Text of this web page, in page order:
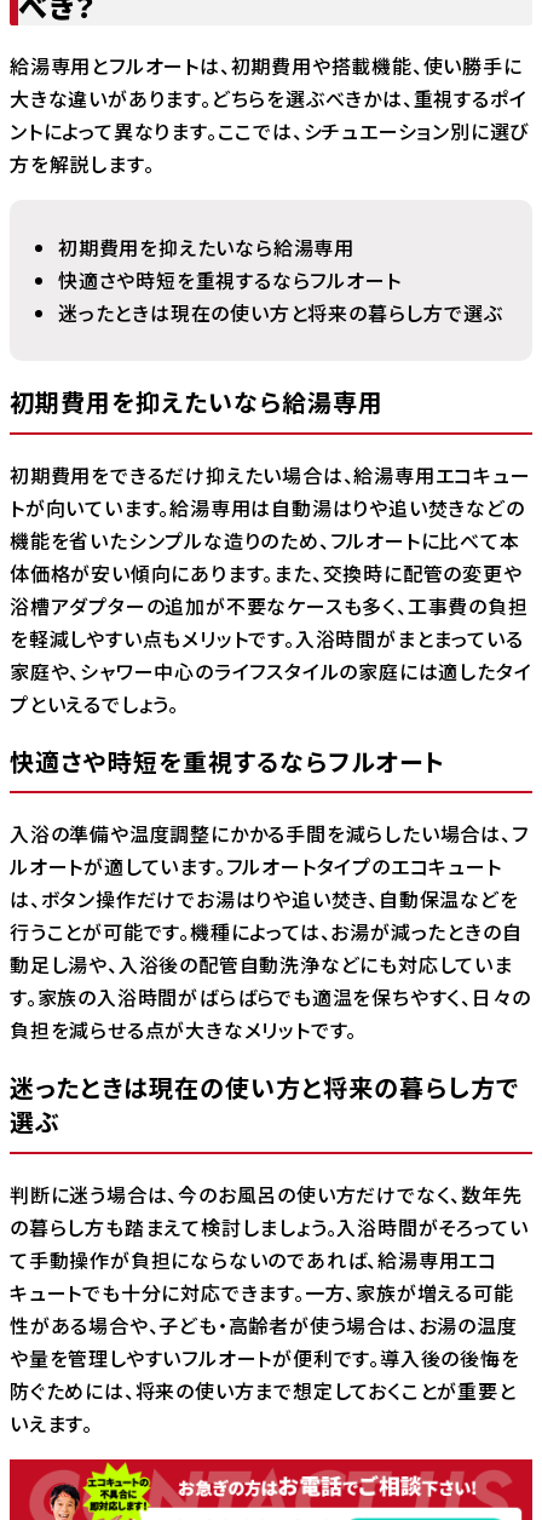
給湯専用とフルオートは、初期費用や搭載機能、使い勝手に
大きな違いがあります。どちらを選ぶべきかは、重視するポイ
ントによって異なります。ここでは、シチュエーション別に選び
方を解説します。
初期費用を抑えたいなら給湯専用
快適さや時短を重視するならフルオート
迷ったときは現在の使い方と将来の暮らし方で選ぶ
初期費用を抑えたいなら給湯専用
初期費用をできるだけ抑えたい場合は、給湯専用エコキュー
トが向いています。給湯専用は自動湯はりや追い焚きなどの
機能を省いたシンプルな造りのため、フルオートに比べて本
体価格が安い傾向にあります。また、交換時に配管の変更や
浴槽アダプターの追加が不要なケースも多く、工事費の負担
を軽減しやすい点もメリットです。入浴時間がまとまっている
家庭や、シャワー中心のライフスタイルの家庭には適したタイ
プといえるでしょう。
快適さや時短を重視するならフルオート
入浴の準備や温度調整にかかる手間を減らしたい場合は、フ
ルオートが適しています。フルオートタイプのエコキュート
は、ボタン操作だけでお湯はりや追い焚き、自動保温などを
行うことが可能です。機種によっては、お湯が減ったときの自
動足し湯や、入浴後の配管自動洗浄などにも対応していま
す。家族の入浴時間がばらばらでも適温を保ちやすく、日々の
負担を減らせる点が大きなメリットです。
迷ったときは現在の使い方と将来の暮らし方で
選ぶ
判断に迷う場合は、今のお風呂の使い方だけでなく、数年先
の暮らし方も踏まえて検討しましょう。入浴時間がそろってい
て手動操作が負担にならないのであれば、給湯専用エコ
キュートでも十分に対応できます。一方、家族が増える可能
性がある場合や、子ども・高齢者が使う場合は、お湯の温度
や量を管理しやすいフルオートが便利です。導入後の後悔を
防ぐためには、将来の使い方まで想定しておくことが重要と
いえます。